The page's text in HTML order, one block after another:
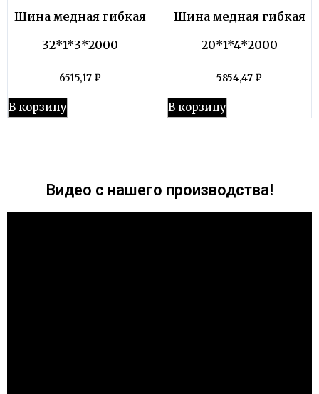
Шина медная гибкая
32*1*3*2000
6515,17 ₽
В корзину
Шина медная гибкая
20*1*4*2000
5854,47 ₽
В корзину
Видео с нашего производства!